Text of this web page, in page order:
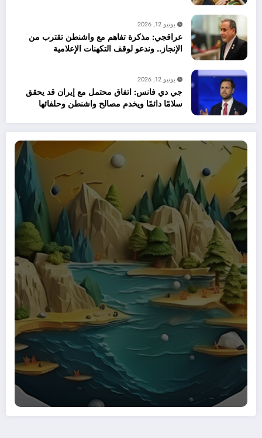
يونيو 12, 2026
عراقجي: مذكرة تفاهم مع واشنطن تقترب من
الإنجاز.. وندعو لوقف التكهنات الإعلامية
يونيو 12, 2026
جي دي فانس: اتفاق محتمل مع إيران قد يحقق
سلامًا دائمًا ويخدم مصالح واشنطن وحلفائها